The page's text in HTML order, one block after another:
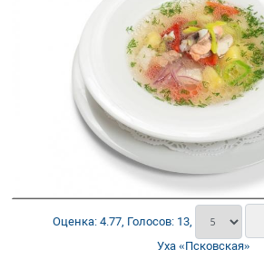
Оценка: 4.77, Голосов: 13,
Уха «Псковская»